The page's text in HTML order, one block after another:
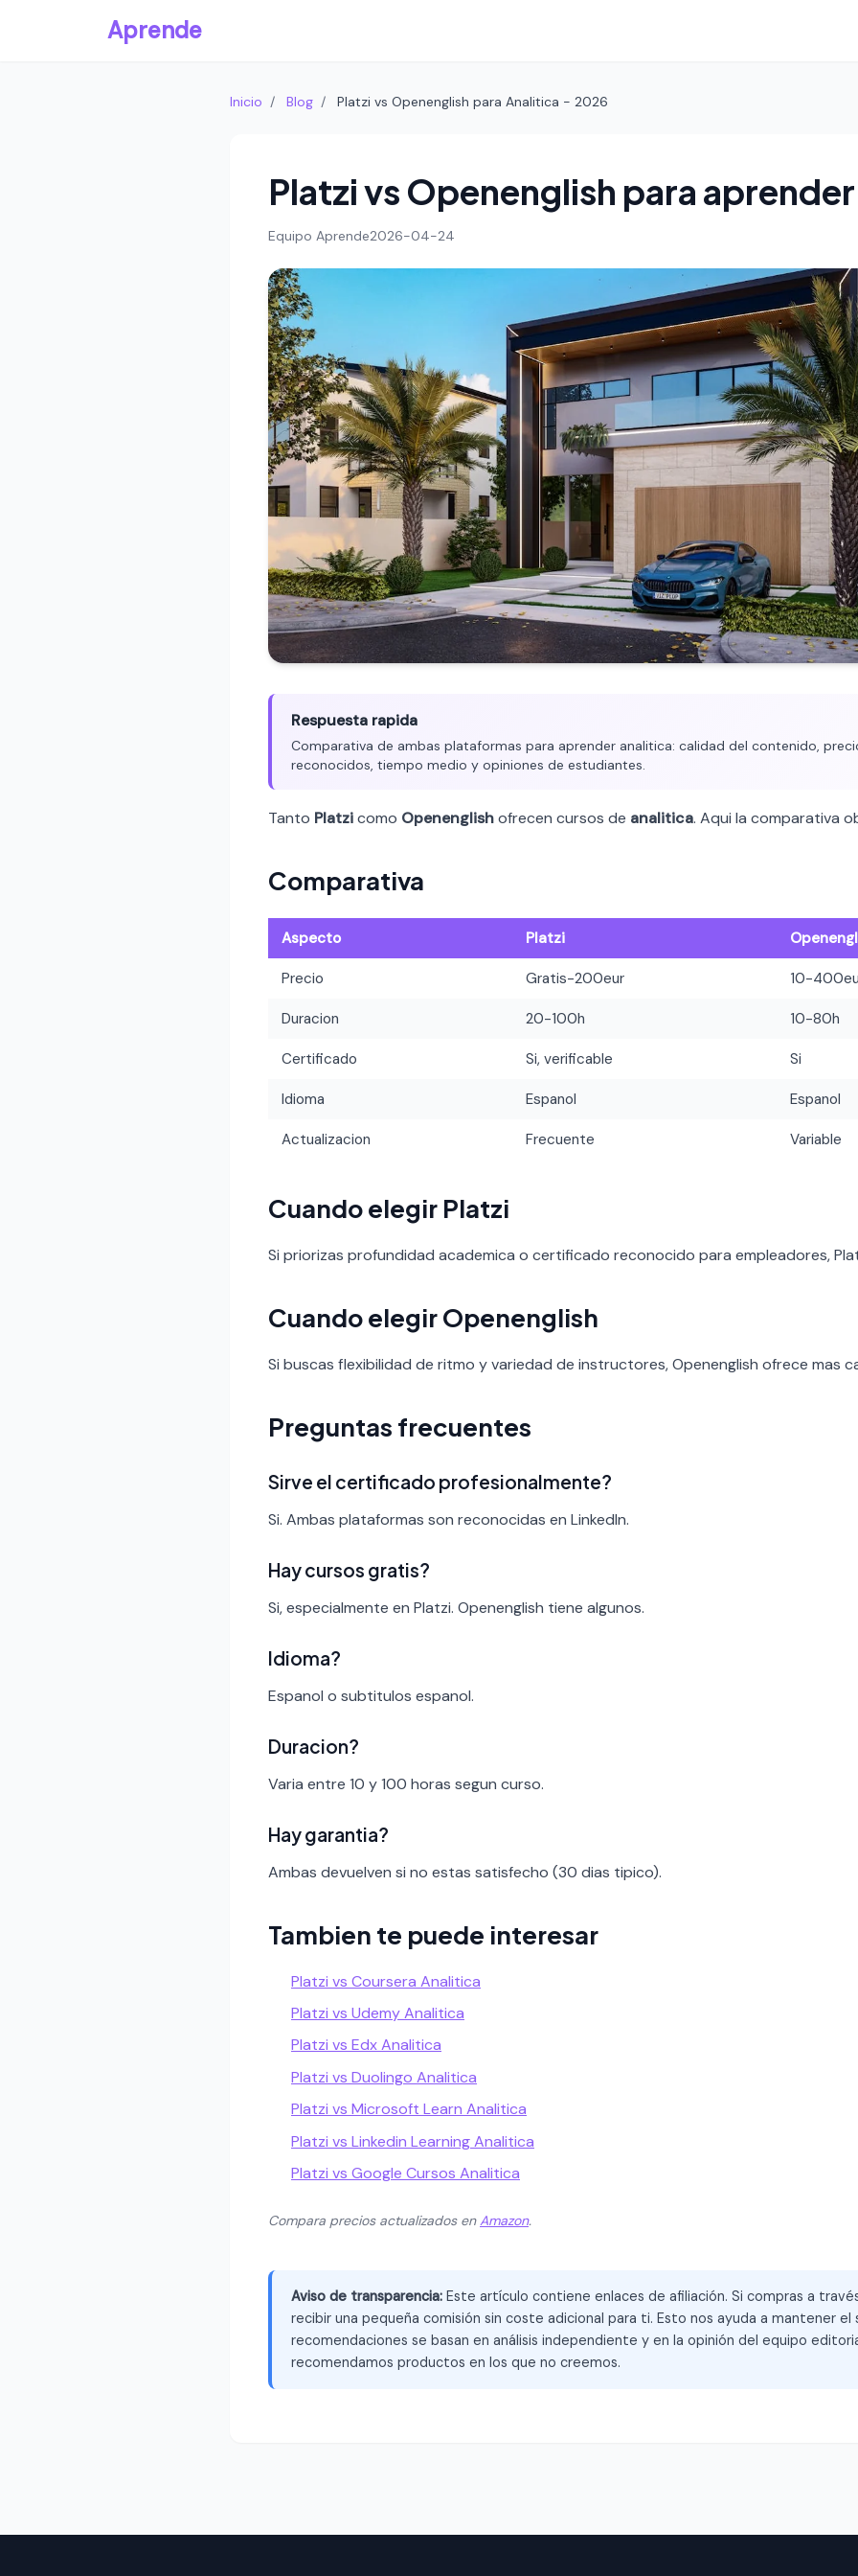
Aprende
Inicio / Blog / Platzi vs Openenglish para Analitica - 2026
Platzi vs Openenglish para
Equipo Aprende2026-04-24
Respuesta rapida
Comparativa de ambas plataformas para aprender analitica: calidad del contenido,
reconocidos, tiempo medio y opiniones de estudiantes.
Tanto Platzicomo Openenglishofrecen cursos de analitica. Aqui la comparativa
Comparativa
Aspecto Platzi
Precio Gratis-200eur 10-
Duracion 20-100h 10-80h
Certificado Si, verificable Si
Idioma Espanol Espanol
Actualizacion Frecuente Variable
Cuando elegir Platzi
Si priorizas profundidad academica o certificado reconocido para empleadores,
Cuando elegir Openenglish
Si buscas flexibilidad de ritmo y variedad de instructores, Openenglish ofrece mas
Preguntas frecuentes
Sirve el certificado profesionalmente?
Si. Ambas plataformas son reconocidas en LinkedIn.
Hay cursos gratis?
Si, especialmente en Platzi. Openenglish tiene algunos.
Idioma?
Espanol o subtitulos espanol.
Duracion?
Varia entre 10 y 100 horas segun curso.
Hay garantia?
Ambas devuelven si no estas satisfecho (30 dias tipico).
Tambien te puede interesar
Platzi vs Coursera Analitica
Platzi vs Udemy Analitica
Platzi vs Edx Analitica
Platzi vs Duolingo Analitica
Platzi vs Microsoft Learn Analitica
Platzi vs Linkedin Learning Analitica
Platzi vs Google Cursos Analitica
Compara precios actualizados enAmazon.
Aviso de transparencia: Este artículo contiene enlaces de afiliación. Si compras a
recibir una pequeña comisión sin coste adicional para ti. Esto nos ayuda a mantener el
recomendaciones se basan en análisis independiente y en la opinión del equipo
recomendamos productos en los que no creemos.